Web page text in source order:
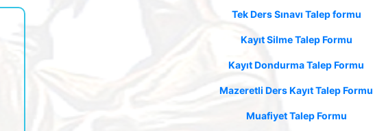
Tek Ders Sınavı Talep formu
Kayıt Silme Talep Formu
Kayıt Dondurma Talep Formu
Mazeretli Ders Kayıt Talep Formu
Muafiyet Talep Formu